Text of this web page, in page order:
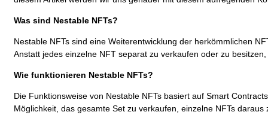
Was sind Nestable NFTs?
Nestable NFTs sind eine Weiterentwicklung der herkömmlichen
Anstatt jedes einzelne NFT separat zu verkaufen oder zu
Wie funktionieren Nestable NFTs?
Die Funktionsweise von Nestable NFTs basiert auf Smart
Möglichkeit, das gesamte Set zu verkaufen, einzelne NFTs